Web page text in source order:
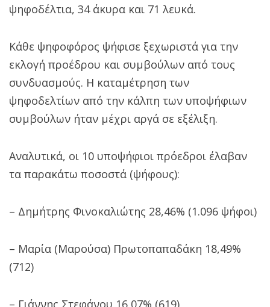
ψηφοδέλτια, 34 άκυρα και 71 λευκά.
Κάθε ψηφοφόρος ψήφισε ξεχωριστά για την
εκλογή προέδρου και συμβούλων από τους
συνδυασμούς. Η καταμέτρηση των
ψηφοδελτίων από την κάλπη των υποψήφιων
συμβούλων ήταν μέχρι αργά σε εξέλιξη.
Αναλυτικά, οι 10 υποψήφιοι πρόεδροι έλαβαν
τα παρακάτω ποσοστά (ψήφους):
– Δημήτρης Φινοκαλιώτης 28,46% (1.096 ψήφοι)
– Μαρία (Μαρούσα) Πρωτοπαπαδάκη 18,49%
(712)
– Γιάννης Στεφάνου 16,07% (619)